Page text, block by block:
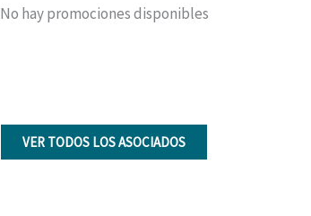
No hay promociones disponibles
VER TODOS LOS ASOCIADOS